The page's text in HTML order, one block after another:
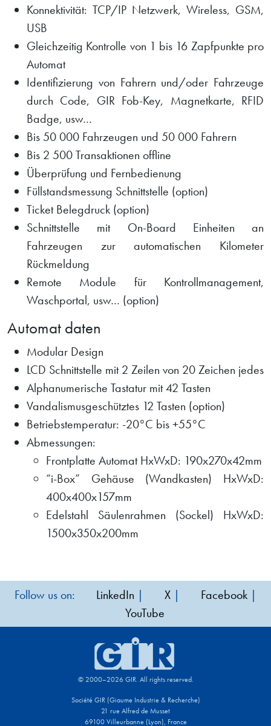
Konnektivität: TCP/IP Netzwerk, Wireless, GSM,
USB
Gleichzeitig Kontrolle von 1 bis 16 Zapfpunkte pro
Automat
Identifizierung von Fahrern und/oder Fahrzeuge
durch Code, GIR Fob-Key, Magnetkarte, RFID
Badge, usw…
Bis 50 000 Fahrzeugen und 50 000 Fahrern
Bis 2 500 Transaktionen offline
Überprüfung und Fernbedienung
Füllstandsmessung Schnittstelle (option)
Ticket Belegdruck (option)
Schnittstelle mit On-Board Einheiten an
Fahrzeugen zur automatischen Kilometer
Rückmeldung
Remote Module für Kontrollmanagement,
Waschportal, usw… (option)
Automat daten
Modular Design
LCD Schnittstelle mit 2 Zeilen von 20 Zeichen jedes
Alphanumerische Tastatur mit 42 Tasten
Vandalismusgeschütztes 12 Tasten (option)
Betriebstemperatur: -20°C bis +55°C
Abmessungen:
Frontplatte Automat HxWxD: 190x270x42mm
“i-Box” Gehäuse (Wandkasten) HxWxD:
400x400x157mm
Edelstahl Säulenrahmen (Sockel) HxWxD:
1500x350x200mm
Follow us on: LinkedIn | X | Facebook |
YouTube
© 2000–2026 GIR. All rights reserved.
Société GIR (Giaume Industrie & Recherche)
21 rue Alfred de Musset
69100 Villeurbanne (Lyon), France